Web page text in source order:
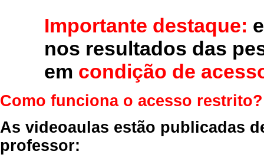
Importante destaque:
nos resultados das
em condição de
Como funciona o acesso restrito?
As videoaulas estão publicadas
professor: